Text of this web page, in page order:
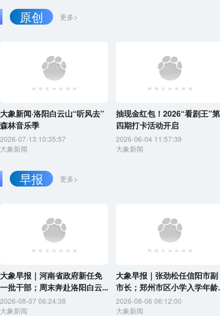
更多>
原创
大象新闻·洛阳白云山“听风去”
森林音乐季
2026-07-13 10:35:57
大象新闻
抽现金红包！2026“看剧王”第
四期打卡活动开启
2026-06-04 11:57:39
大象新闻
更多>
早报
大象早报｜河南省政府新任免
一批干部；周末奔赴洛阳白云...
2026-08-07 06:24:38
大象新闻
大象早报｜张劲松任信阳市副
市长；郑州市区小学入学年龄
2026-08-06 06:12:00
大象新闻